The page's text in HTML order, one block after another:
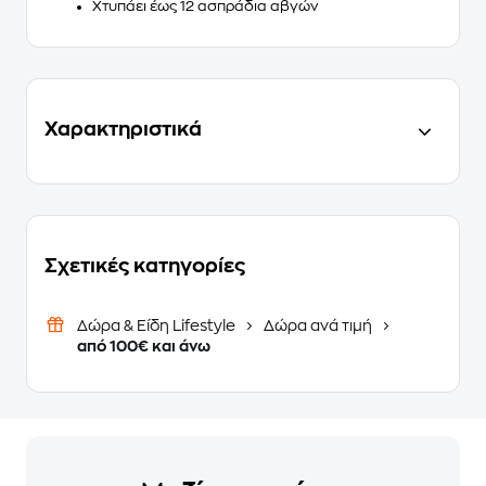
Χτυπάει έως 12 ασπράδια αβγών
Χαρακτηριστικά
Σχετικές κατηγορίες
Δώρα & Είδη Lifestyle
Δώρα ανά τιμή
από 100€ και άνω